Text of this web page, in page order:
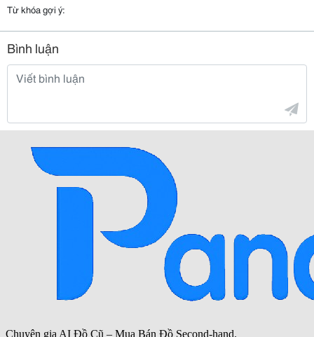
Từ khóa gợi ý:
Bình luận